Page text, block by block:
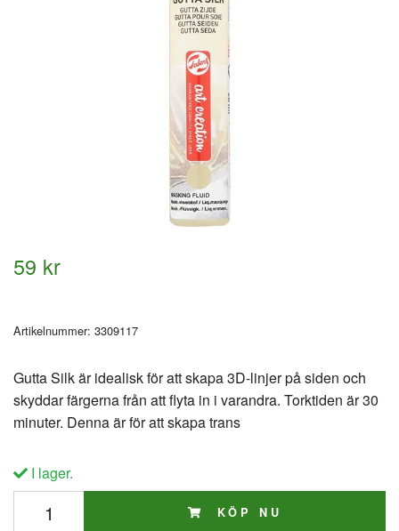
59 kr
Artikelnummer: 3309117
Gutta Silk är idealisk för att skapa 3D-linjer på siden och
skyddar färgerna från att flyta in i varandra. Torktiden är 30
minuter. Denna är för att skapa trans
I lager.
KÖP NU